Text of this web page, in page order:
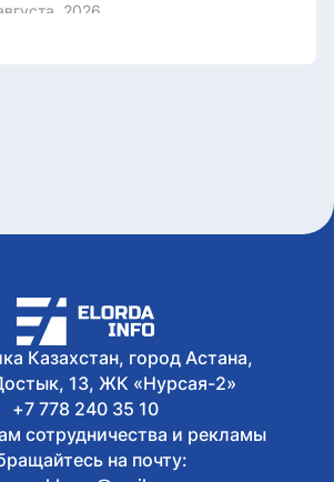
2026
расширяет производство и
признаваться в странах ЕАЭС
Казахстан, город Астана,
13, ЖК «Нурсая-2»
+7 778 240 35 10
сотрудничества и рекламы
на почту: